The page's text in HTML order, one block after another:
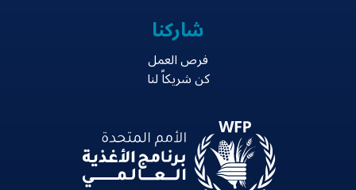
شاركنا
فرص العمل
كن شريكاً لنا